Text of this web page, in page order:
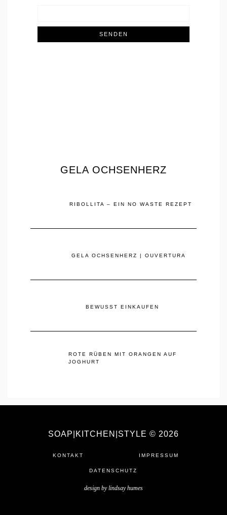
GELA OCHSENHERZ
RIBOLLITA – EIN NO WASTE REZEPT
GELA OCHSENHERZ | OUVERTURA
BEWUSST EINKAUFEN
ROTE RÜBEN MIT ORANGEN AUF
JOGHURT
SOAP|KITCHEN|STYLE © 2026
KONTAKT IMPRESSUM
DATENSCHUTZ
design bylindsay humes